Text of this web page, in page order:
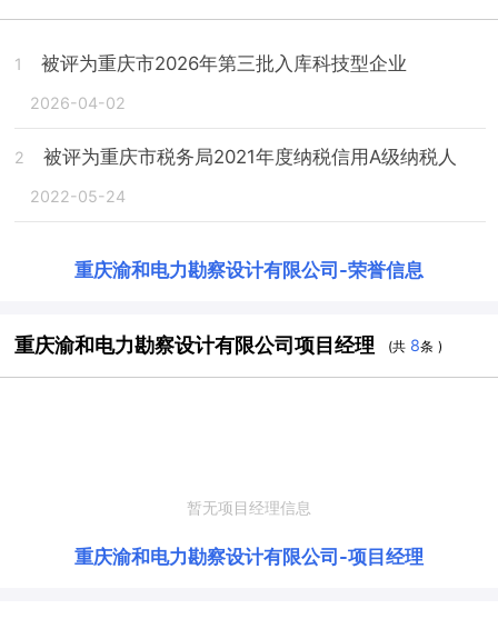
1 被评为重庆市2026年第三批入库科技型企业
2026-04-02
2 被评为重庆市税务局2021年度纳税信用A级纳税人
2022-05-24
重庆渝和电力勘察设计有限公司 -荣誉信息
重庆渝和电力勘察设计有限公司项目经理 (共 8条 )
暂无项目经理信息
重庆渝和电力勘察设计有限公司 -项目经理